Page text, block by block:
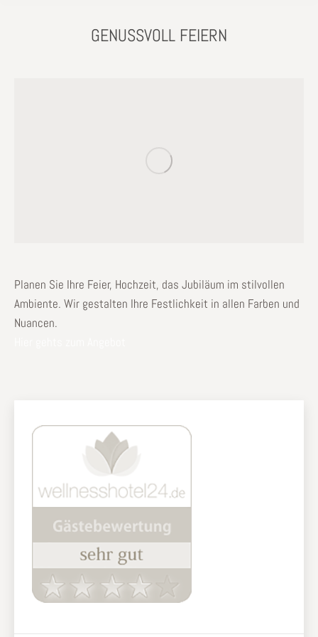
GENUSSVOLL FEIERN
Planen Sie Ihre Feier, Hochzeit, das Jubiläum im stilvollen
Ambiente. Wir gestalten Ihre Festlichkeit in allen Farben und
Nuancen.